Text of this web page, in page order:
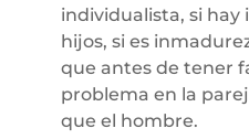
individualista, si hay
hijos, si es
que antes de tener
problema en la
que el hombre.